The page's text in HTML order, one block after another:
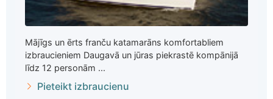
Mājīgs un ērts franču katamarāns komfortabliem
izbraucieniem Daugavā un jūras piekrastē kompānijā
līdz 12 personām ...
Pieteikt izbraucienu